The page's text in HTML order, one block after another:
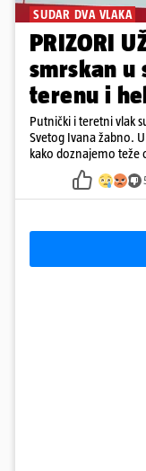
SUDAR DVA VLAKA
PRIZORI
smrskan u
terenu i
Putnički i teretni vlak
Svetog Ivana žabno.
kako doznajemo teže
vlaka. Zatvoren je promet, a fotoreporteri Prigorskog objavili su
prve snimke s mjesta